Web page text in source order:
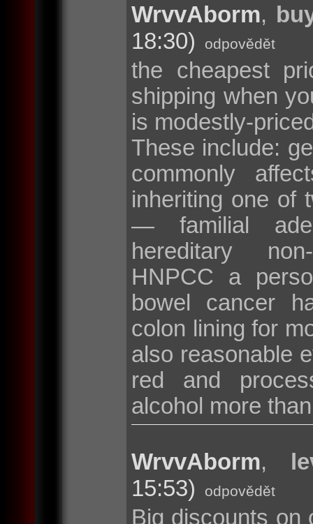
WrvvAborm,
18:30)
odpovědět
the cheapest
shipping when
is modestly-
These include:
commonly
inheriting one of
— familial
hereditary
HNPCC a
bowel cancer
colon lining for
also reasonable
red and
alcohol more
WrvvAborm,
15:53)
odpovědět
Big discounts on